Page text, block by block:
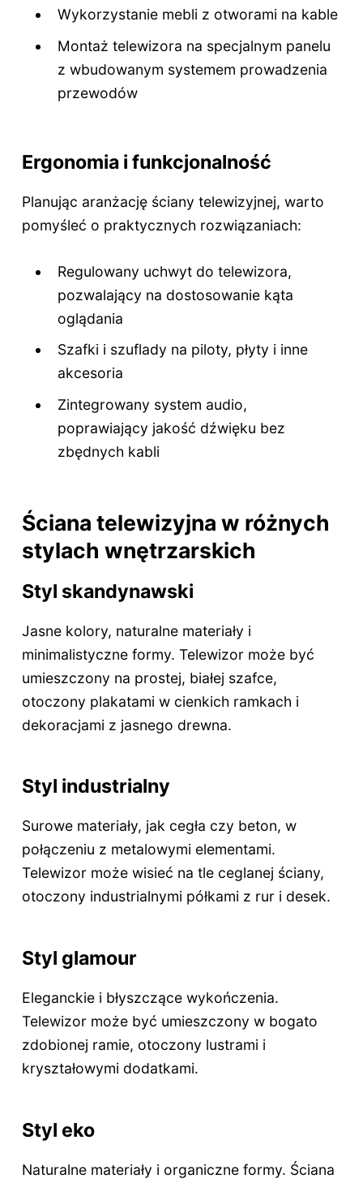
Wykorzystanie mebli z otworami na kable
Montaż telewizora na specjalnym panelu
z wbudowanym systemem prowadzenia
przewodów
Ergonomia i funkcjonalność
Planując aranżację ściany telewizyjnej, warto
pomyśleć o praktycznych rozwiązaniach:
Regulowany uchwyt do telewizora,
pozwalający na dostosowanie kąta
oglądania
Szafki i szuflady na piloty, płyty i inne
akcesoria
Zintegrowany system audio,
poprawiający jakość dźwięku bez
zbędnych kabli
Ściana telewizyjna w różnych
stylach wnętrzarskich
Styl skandynawski
Jasne kolory, naturalne materiały i
minimalistyczne formy. Telewizor może być
umieszczony na prostej, białej szafce,
otoczony plakatami w cienkich ramkach i
dekoracjami z jasnego drewna.
Styl industrialny
Surowe materiały, jak cegła czy beton, w
połączeniu z metalowymi elementami.
Telewizor może wisieć na tle ceglanej ściany,
otoczony industrialnymi półkami z rur i desek.
Styl glamour
Eleganckie i błyszczące wykończenia.
Telewizor może być umieszczony w bogato
zdobionej ramie, otoczony lustrami i
kryształowymi dodatkami.
Styl eko
Naturalne materiały i organiczne formy. Ściana